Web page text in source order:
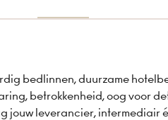
bedlinnen, duurzame
betrokkenheid, oog voor
jouw leverancier,